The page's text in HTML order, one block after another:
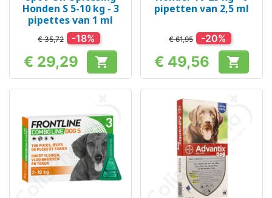
Honden S 5-10 kg - 3
pipettes van 1 ml
€ 35,72 -18%
Prijs
€ 29,29 
pipetten van 2,5 ml
€ 61,95 -20%
Prijs
€ 49,56 